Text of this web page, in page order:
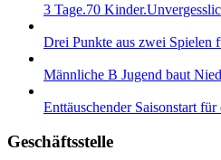
3 Tage.70
Drei Punkte aus zwei Spielen
Männliche B Jugend baut
Enttäuschender Saisonstart
Geschäftsstelle